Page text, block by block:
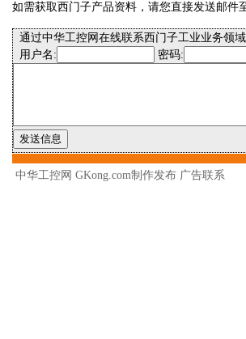
如需获取西门子产品资料，请您直接发送邮件至
通过中华工控网在线联系西门子工业业务领域
用户名:
密码:
中华工控网 GKong.com制作发布 广告联系